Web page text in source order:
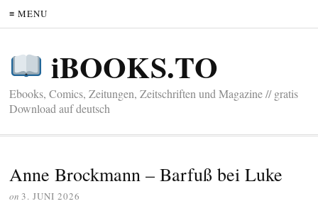
≡ MENU
iBOOKS.TO
Ebooks, Comics, Zeitungen, Zeitschriften und Magazine // gratis
Download auf deutsch
Anne Brockmann – Barfuß bei Luke
on 3. JUNI 2026